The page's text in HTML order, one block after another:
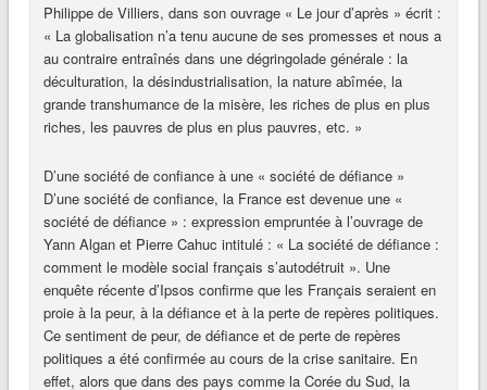
Philippe de Villiers, dans son ouvrage « Le jour d’après » écrit :
« La globalisation n’a tenu aucune de ses promesses et nous a
au contraire entraînés dans une dégringolade générale : la
déculturation, la désindustrialisation, la nature abîmée, la
grande transhumance de la misère, les riches de plus en plus
riches, les pauvres de plus en plus pauvres, etc. »
D’une société de confiance à une « société de défiance »
D’une société de confiance, la France est devenue une «
société de défiance » : expression empruntée à l’ouvrage de
Yann Algan et Pierre Cahuc intitulé : « La société de défiance :
comment le modèle social français s’autodétruit ». Une
enquête récente d’Ipsos confirme que les Français seraient en
proie à la peur, à la défiance et à la perte de repères politiques.
Ce sentiment de peur, de défiance et de perte de repères
politiques a été confirmée au cours de la crise sanitaire. En
effet, alors que dans des pays comme la Corée du Sud, la